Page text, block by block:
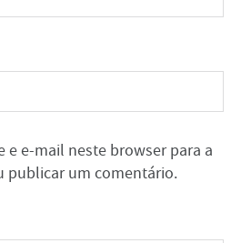
e e-mail neste browser para a
publicar um comentário.